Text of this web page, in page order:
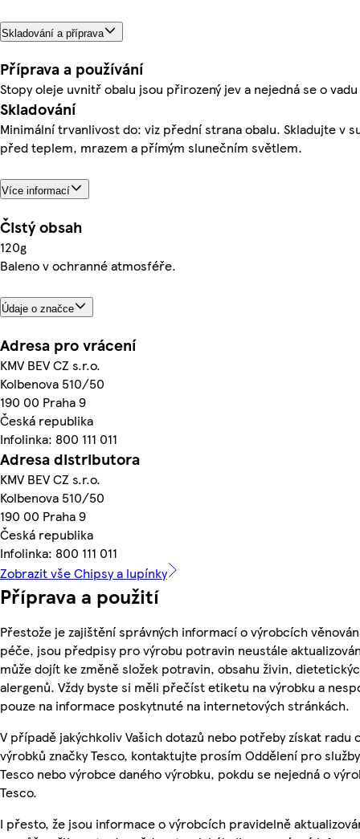
Skladování a příprava
Příprava a používání
Stopy oleje uvnitř obalu jsou přirozený jev a nejedná se o
Skladování
Minimální trvanlivost do: viz přední strana obalu. Skladujte v
před teplem, mrazem a přímým slunečním světlem.
Více informací
Čistý obsah
120g
Baleno v ochranné atmosféře.
Údaje o značce
Adresa pro vrácení
KMV BEV CZ s.r.o.
Kolbenova 510/50
190 00 Praha 9
Česká republika
Infolinka: 800 111 011
Adresa distributora
KMV BEV CZ s.r.o.
Kolbenova 510/50
190 00 Praha 9
Česká republika
Infolinka: 800 111 011
Zobrazit vše Chipsy a lupínky
Příprava a použití
Přestože je zajištění správných informací o výrobcích
péče, jsou předpisy pro výrobu potravin neustále
může dojít ke změně složek potravin, obsahu živin,
alergenů. Vždy byste si měli přečíst etiketu na výrobku a
pouze na informace poskytnuté na internetových stránkách.
V případě jakýchkoliv Vašich dotazů nebo potřeby získat radu
výrobků značky Tesco, kontaktujte prosím Oddělení pro
Tesco nebo výrobce daného výrobku, pokdu se nejedná o
Tesco.
I přesto, že jsou informace o výrobcích pravidelně